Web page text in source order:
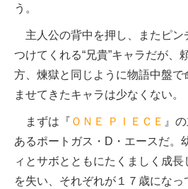
う。
主人公の背中を押し、またピン
つけてくれる“兄貴”キャラだが、
方、煉獄と同じように物語中盤で
ませてきたキャラは少なくない。
まずは『 ＯＮＥ ＰＩＥＣＥ 』
あるポートガス・D・エースだ。
ィとサボとともにたくましく成
を失い、それぞれが１７歳になっ